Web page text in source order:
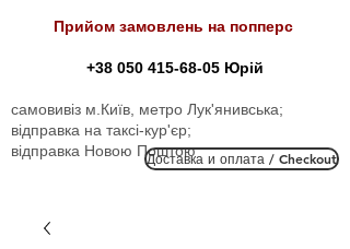
Прийом замовлень на попперс
+38 050 415-68-05 Юрій
самовивіз м.Київ, метро Лук'янивська;
відправка на таксі-кур'єр;
відправка Новою ПоштоюДоставка и оплата / Checkout